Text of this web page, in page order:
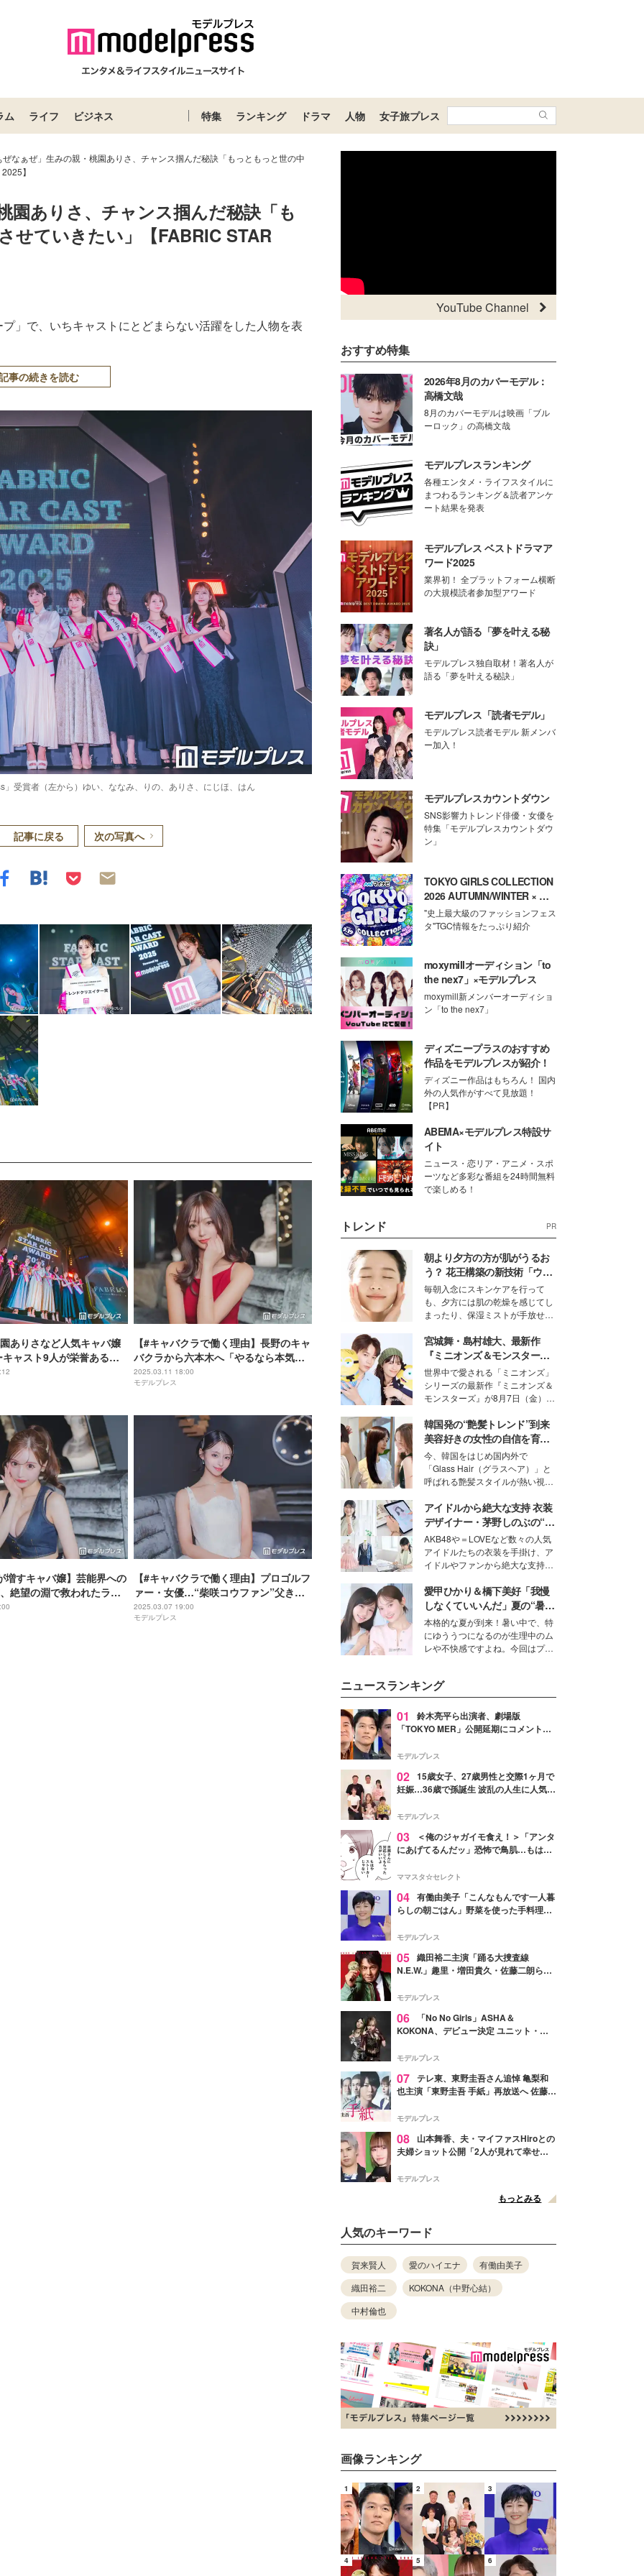
ム ライフ ビジネス 特集 ランキング ドラマ 人物 女子旅プレス
ぜなぁぜ」生みの親・桃園ありさ、チャンス掴んだ秘訣「もっともっと世の中
】
園ありさ、チャンス掴んだ秘訣「も
せていきたい」【FABRIC STAR
」で、いちキャストにとどまらない活躍をした人物を表
事の続きを読む
受賞者（左から）ゆい、ななみ、りの、ありさ、にじほ、はん
記事に戻る 次の写真へ
ありさなど人気キャバ嬢
ャスト9人が栄誉ある受
STAR CAST AWARD
【#キャバクラで働く理由】長野のキャ
バクラから六本木へ「やるなら本気」
──東京・六本木「FABRIC LOUNGE
TOKYO」えりか
2025.03.11 18:00
モデルプレス
増すキャバ嬢】芸能界への
絶望の淵で救われたライ
る中でさらなる高み目指
【#キャバクラで働く理由】プロゴルフ
ァー・女優…“柴咲コウファン”父きっ
かけにあらゆる道志した過去 東京・六
本木「ファブリック」りのの素顔
2025.03.07 19:00
モデルプレス
YouTube Channel
おすすめ特集
2026年8月のカバーモデル：
高橋文哉
8月のカバーモデルは映画「ブル
ーロック」の高橋文哉
モデルプレスランキング
各種エンタメ・ライフスタイルに
まつわるランキング＆読者アンケ
ート結果を発表
モデルプレス ベストドラマア
ワード2025
業界初！ 全プラットフォーム横断
の大規模読者参加型アワード
著名人が語る「夢を叶える秘
訣」
モデルプレス独自取材！著名人が
語る「夢を叶える秘訣」
モデルプレス「読者モデル」
モデルプレス読者モデル 新メンバ
ー加入！
モデルプレスカウントダウン
SNS影響力トレンド俳優・女優を
特集「モデルプレスカウントダウ
ン」
TOKYO GIRLS COLLECTION
2026 AUTUMN/WINTER × モ
デルプレス
"史上最大級のファッションフェス
タ"TGC情報をたっぷり紹介
moxymillオーディション「to
the nex7」×モデルプレス
moxymill新メンバーオーディショ
ン「to the nex7」
ディズニープラスのおすすめ
作品をモデルプレスが紹介！
ディズニー作品はもちろん！ 国内
外の人気作がすべて見放題！
【PR】
ABEMA×モデルプレス特設サ
イト
ニュース・恋リア・アニメ・スポ
ーツなど多彩な番組を24時間無料
で楽しめる！
トレンド PR
朝より夕方の方が肌がうるお
う？ 花王構築の新技術「ウォ
ーターキャプチャリングスキ
ン（捕水肌）」がスキンケア
の常識を変える予感
毎朝入念にスキンケアを行って
も、夕方には肌の乾燥を感じてし
まったり、保湿ミストが手放せな
な美容の常識を大きく変える可能
性を秘めた、革新的な「Water
Capturing Skin（ウォーターキャ
プチャリングスキン：捕水肌）」
技術を、花王が構築した。
宮城舞・島村雄大、最新作
『ミニオンズ＆モンスター
ズ』の魅力熱弁 ハチャメチャ
だけじゃない“友情と絆”に感
動
世界中で愛される「ミニオンズ」
シリーズの最新作『ミニオンズ＆
モンスターズ』が8月7日（金）に
ニオン好き”という共通点を持つモ
デルの宮城舞と島村雄大の特別対
談をお届け！それぞれの視点か
ら、今作ならではの魅力や予想外
の感動をもたらす奥深いストーリ
ーについて熱く語り合ってもらっ
た。
韓国発の“艶髪トレンド”到来
美容好きの女性の自信を育む
「ヘアケア事情」って？
今、韓国をはじめ国内外で
「Glass Hair（グラスヘア）」と
呼ばれる艶髪スタイルが熱い視線
ションの完成度を高めるベースと
して、“髪そのものの美しさ”に改
めて注目する人が増えている様
子。今回は、そんな憧れの艶やか
な髪を日常で叶える、美容好きの
女性たちのヘアケア事情を紹介し
ます。
アイドルから絶大な支持 衣装
デザイナー・茅野しのぶの“可
愛い”を作る美学＜「シチズン
クロスシー」インタビュー＞
AKB48や＝LOVEなど数々の人気
アイドルたちの衣装を手掛け、ア
イドルやファンから絶大な支持を
取締役兼クリエイティブディレク
ター・茅野しのぶ。一人ひとりの
個性に寄り添い、魅力を引き出す
衣装作りは、多くの女性たちに勇
気と自信を与え続けている。
愛甲ひかり＆橋下美好「我慢
しなくていいんだ」夏の“暑さ
対策”の新しい選択肢とは？
本格的な夏が到来！暑い中で、特
にゆううつになるのが生理中のム
レや不快感ですよね。今回はプラ
好さんを迎えて本音で女子会トー
ク。猛暑のお出かけを快適に過ご
すヒントや、2人が感動した夏の
生理の新常識にも迫りました。
ニュースランキング
01
鈴木亮平ら出演者、劇場版
「TOKYO MER」公開延期にコメント
最大の敬意とエールを」
モデルプレス
02 15歳女子、27歳男性と交際1ヶ月で
妊娠…36歳で孫誕生 波乱の人生に人気タ
よ！」
モデルプレス
03
＜俺のジャガイモ食え！＞「アンタ
にあげてるんだッ」恐怖で鳥肌…もはや
ママスタ☆セレクト
04 有働由美子「こんなもんです一人暮
らしの朝ごはん」野菜を使った手料理公
そう」と反響
モデルプレス
05 織田裕二主演「踊る大捜査線
N.E.W.」趣里・増田貴久・佐藤二朗ら新
徴する“謎のキーワード”も
モデルプレス
06
「No No Girls」ASHA＆
KOKONA、デビュー決定 ユニット・
リリースへ
モデルプレス
07 テレ東、東野圭吾さん追悼 亀梨和
也主演「東野圭吾 手紙」再放送へ 佐藤隆
モデルプレス
08
山本舞香、夫・マイファスHiroとの
夫婦ショット公開「2人が見れて幸せ」
モデルプレス
もっとみる
人気のキーワード
賀来賢人 愛のハイエナ
有働由美子
織田裕二
KOKONA（中野心結）
中村倫也
画像ランキング
1 2 3
4 5 6